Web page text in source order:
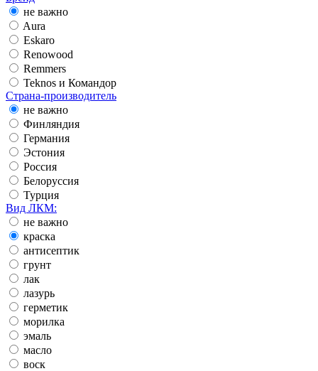
не важно
Aura
Eskaro
Renowood
Remmers
Teknos и Командор
Страна-производитель
не важно
Финляндия
Германия
Эстония
Россия
Белоруссия
Турция
Вид ЛКМ:
не важно
краска
антисептик
грунт
лак
лазурь
герметик
морилка
эмаль
масло
воск